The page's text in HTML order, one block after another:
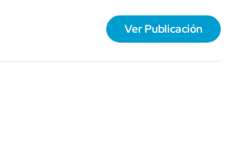
Ver Publicación